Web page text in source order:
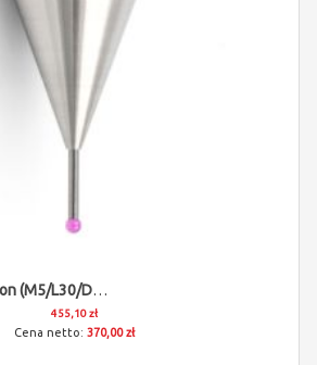
Trzpień Prosty Hexagon (M5/L30/D0,7)
455,10 zł
370,00 zł